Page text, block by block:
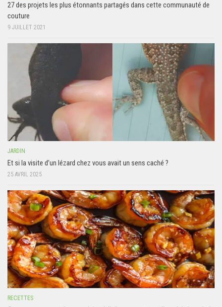
27 des projets les plus étonnants partagés dans cette communauté de
couture
9 JUILLET 2021
JARDIN
Et si la visite d’un lézard chez vous avait un sens caché ?
25 AVRIL 2025
RECETTES